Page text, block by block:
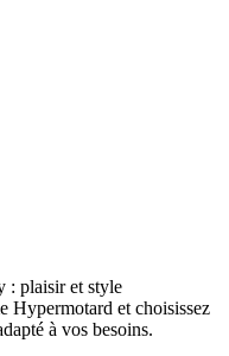
: plaisir et style
Hypermotard et choisissez
à vos besoins.